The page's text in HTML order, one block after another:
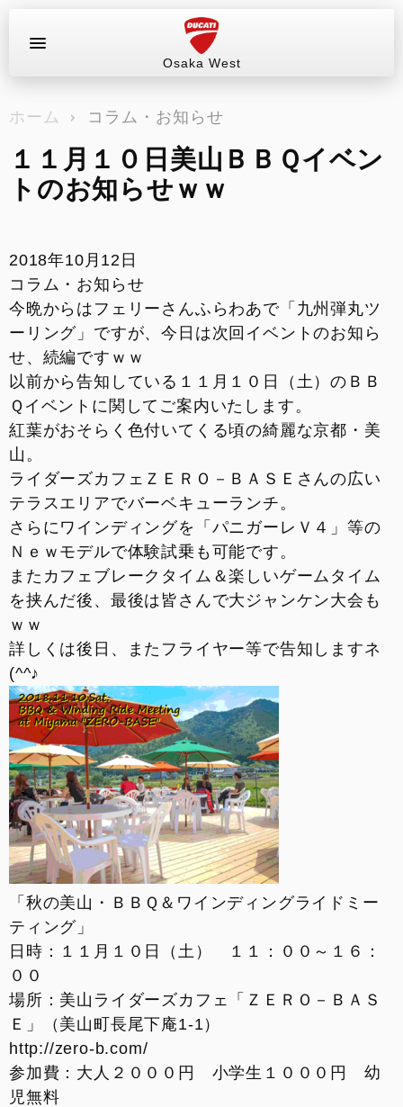
Osaka West
ラインアップ
サービス情報
試乗車
イベント&ツーリング
販売情報
お支払いシミュレーション
コンフィギュレーター
お問い合わせ
ホーム コラム・お知らせ
１１月１０日美山ＢＢＱイベン
トのお知らせｗｗ
2018年10月12日
コラム・お知らせ
今晩からはフェリーさんふらわあで「九州弾丸ツ
ーリング」ですが、今日は次回イベントのお知ら
せ、続編ですｗｗ
以前から告知している１１月１０日（土）のＢＢ
Ｑイベントに関してご案内いたします。
紅葉がおそらく色付いてくる頃の綺麗な京都・美
山。
ライダーズカフェＺＥＲＯ－ＢＡＳＥさんの広い
テラスエリアでバーベキューランチ。
さらにワインディングを「パニガーレＶ４」等の
Ｎｅｗモデルで体験試乗も可能です。
またカフェブレークタイム＆楽しいゲームタイム
を挟んだ後、最後は皆さんで大ジャンケン大会も
ｗｗ
詳しくは後日、またフライヤー等で告知しますネ
(^^♪
「秋の美山・ＢＢＱ＆ワインディングライドミー
ティング」
日時：１１月１０日（土） １１：００～１６：
００
場所：美山ライダーズカフェ「ＺＥＲＯ－ＢＡＳ
Ｅ」（美山町長尾下庵1-1）
http://zero-b.com/
参加費：大人２０００円 小学生１０００円 幼
児無料